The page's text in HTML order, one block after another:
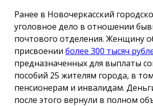
Ранее в Новочеркасский
уголовное дело в отношении
почтового отделения. Женщину
присвоении более 300 тысяч
предназначенных для выплаты
пособий 25 жителям города, в
пенсионерам и инвалидам.
после этого вернули в полном